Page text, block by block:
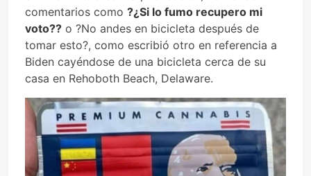
comentarios como ?¿Si lo fumo recupero mi
voto?? o ?No andes en bicicleta después de
tomar esto?, como escribió otro en referencia a
Biden cayéndose de una bicicleta cerca de su
casa en Rehoboth Beach, Delaware.